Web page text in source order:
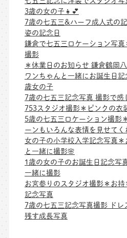
3歳の女の子👧💕
7歳の七五三&ハーフ成人式の
姿の記念日
鎌倉で七五三ロケーション写
撮影
＊休業日のお知らせ 鎌倉鶴岡
ワンちゃんと一緒にお誕生日
歳女の子
7歳の七五三記念写真 撮影で感
753スタジオ撮影＊ピンクの衣
5歳の七五三ロケーション撮影
ーンもいろんな表情を見せて
女の子の小学校入学記念写真
と一緒に撮影🌸
1歳の女の子のお誕生日記念写
一緒に撮影
お宮参りのスタジオ撮影＊お
記念写真
7歳の七五三記念写真撮影 ドレ
残す成長写真